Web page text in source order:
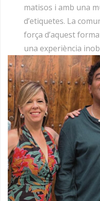
matisos i amb una
d’etiquetes. La
força d’aquest
una experiència